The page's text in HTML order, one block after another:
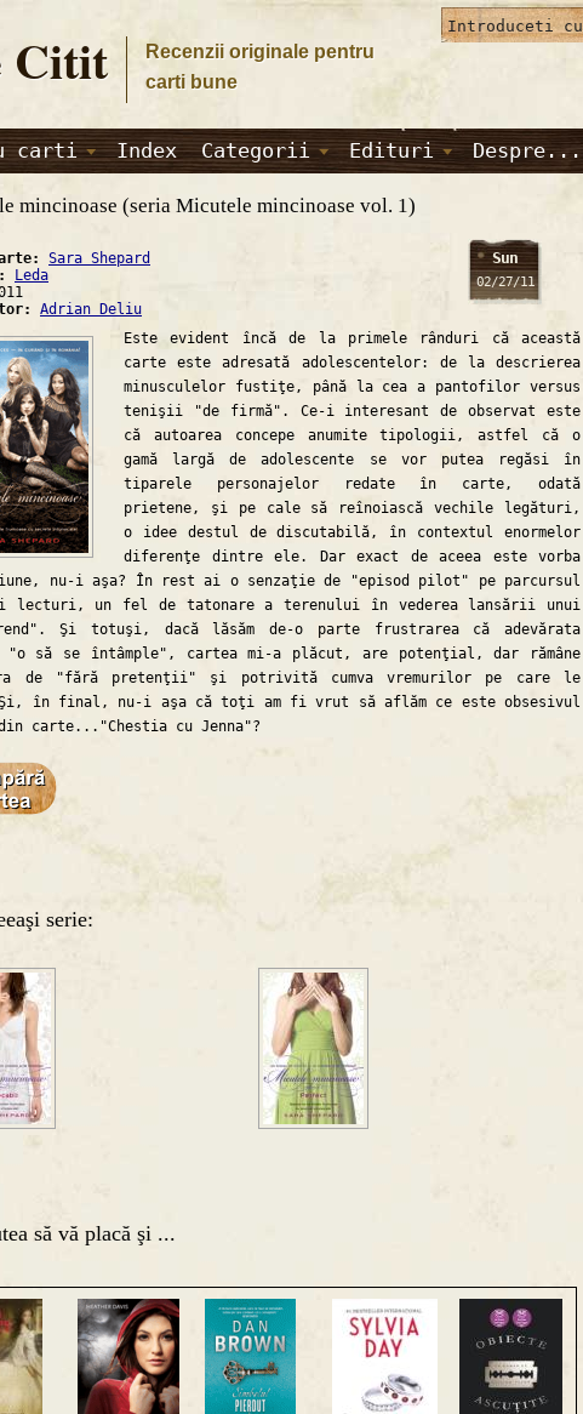
Citit
Recenzii originale pentru
carti bune
carti Index Categorii Edituri Despre...
mincinoase (seria Micutele mincinoase vol. 1)
Sun
02/27/11
Sara Shepard
Leda
Adrian Deliu
Este evident încă de la primele rânduri că această
carte este adresată adolescentelor: de la descrierea
minusculelor fustiţe, până la cea a pantofilor versus
tenişii "de firmă". Ce-i interesant de observat este
că autoarea concepe anumite tipologii, astfel că o
gamă largă de adolescente se vor putea regăsi în
tiparele personajelor redate în carte, odată
prietene, şi pe cale să reînoiască vechile legături,
o idee destul de discutabilă, în contextul enormelor
diferenţe dintre ele. Dar exact de aceea este vorba
nu-i aşa? În rest ai o senzaţie de "episod pilot" pe parcursul
lecturi, un fel de tatonare a terenului în vederea lansării unui
Şi totuşi, dacă lăsăm de-o parte frustrarea că adevărata
"o să se întâmple", cartea mi-a plăcut, are potenţial, dar rămâne
de "fără pretenţii" şi potrivită cumva vremurilor pe care le
în final, nu-i aşa că toţi am fi vrut să aflăm ce este obsesivul
carte..."Chestia cu Jenna"?
serie:
să vă placă şi ...